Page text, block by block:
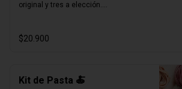
original y tres a elección.
tradicional con nuevos sabores.
$20.900
Kit de Pasta 🍝